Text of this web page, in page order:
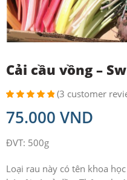
Cải cầu vồng –
out of 5
based on
ratings
(3 customer
75.000 VND
ĐVT: 500g
Loại rau này có tên khoa